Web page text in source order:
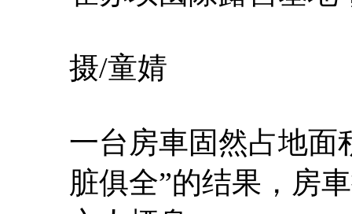
摄/童婧
一台房車固然占地面
脏俱全”的结果，房